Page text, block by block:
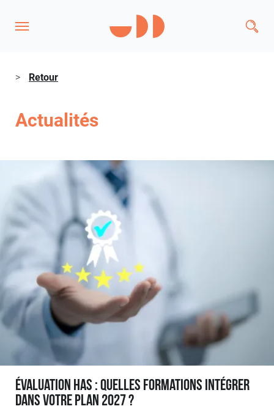
> Retour
Actualités
Évaluation HAS : quelles formations intégrer
dans votre plan 2027 ?